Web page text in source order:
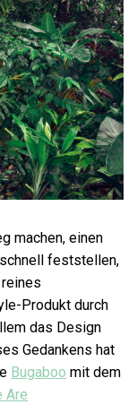
machen, einen
feststellen,
Produkt durch
das Design
Gedankens hat
Bugaboo mit dem
Are